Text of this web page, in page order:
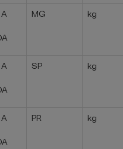
MG kg
SP kg
PR kg